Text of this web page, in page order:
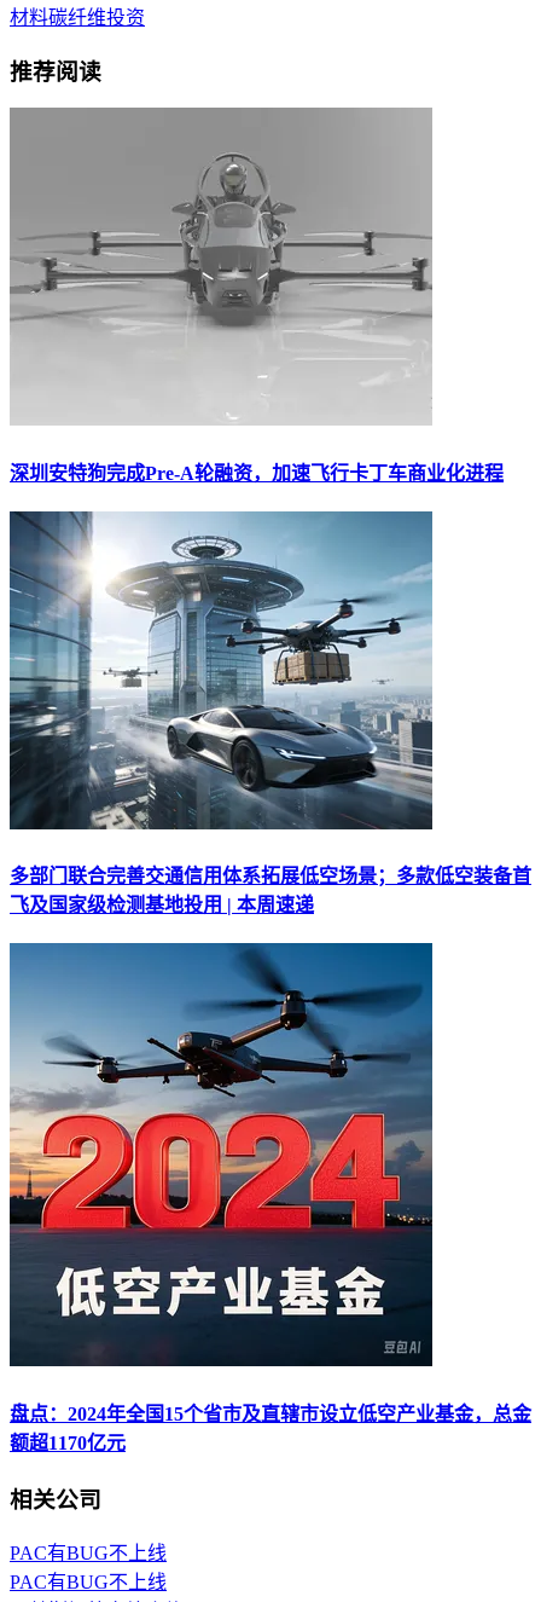
材料碳纤维投资
推荐阅读
深圳安特狗完成Pre-A轮融资，加速飞行卡丁车商业化进程
多部门联合完善交通信用体系拓展低空场景；多款低空装备首
飞及国家级检测基地投用 | 本周速递
盘点：2024年全国15个省市及直辖市设立低空产业基金，总金
额超1170亿元
相关公司
PAC有BUG不上线
PAC有BUG不上线